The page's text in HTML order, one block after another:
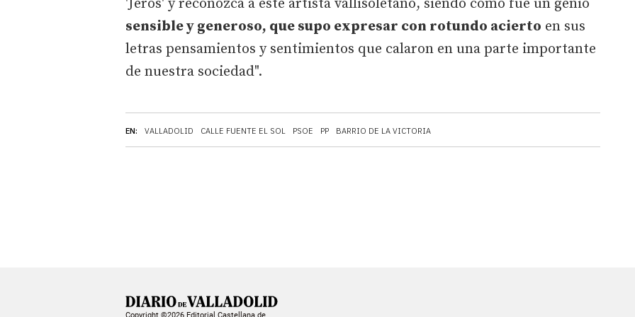
EN: VALLADOLID CALLE FUENTE EL SOL PSOE PP BARRIO DE LA VICTORIA
'Jeros' y reconozca a este artista vallisoletano, siendo como fue un genio
sensible y generoso, que supo expresar con rotundo acierto en sus
letras pensamientos y sentimientos que calaron en una parte importante
de nuestra sociedad".
Copyright ©2026 Editorial Castellana de